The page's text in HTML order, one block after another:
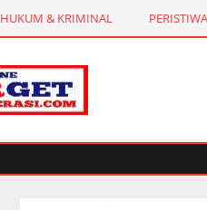
HUKUM & KRIMINAL PERISTIWA